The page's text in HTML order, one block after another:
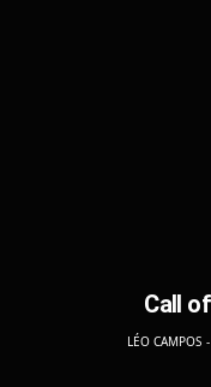
Call
LÉO CAMPOS